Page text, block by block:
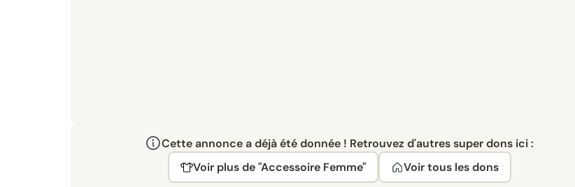
Cette annonce a déjà été donnée ! Retrouvez d'autres super dons ici :
Voir plus de "Accessoire Femme"
Voir tous les dons